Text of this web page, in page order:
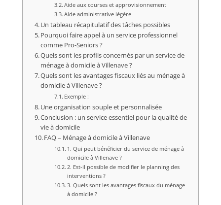
Aide aux courses et approvisionnement
Aide administrative légère
Un tableau récapitulatif des tâches possibles
Pourquoi faire appel à un service professionnel
comme Pro-Seniors ?
Quels sont les profils concernés par un service de
ménage à domicile à Villenave ?
Quels sont les avantages fiscaux liés au ménage à
domicile à Villenave ?
Exemple :
Une organisation souple et personnalisée
Conclusion : un service essentiel pour la qualité de
vie à domicile
FAQ – Ménage à domicile à Villenave
1. Qui peut bénéficier du service de ménage à
domicile à Villenave ?
2. Est-il possible de modifier le planning des
interventions ?
3. Quels sont les avantages fiscaux du ménage
à domicile ?